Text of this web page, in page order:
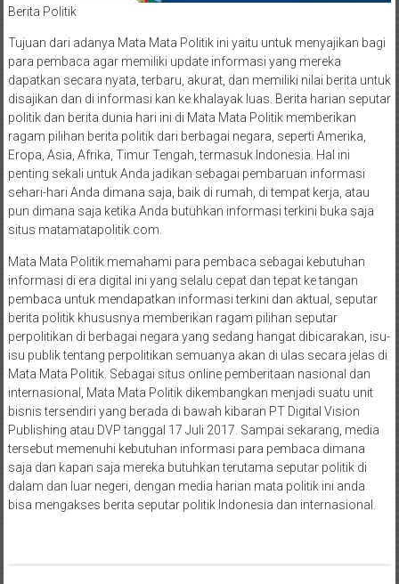
Berita Politik
Tujuan dari adanya Mata Mata Politik ini yaitu untuk menyajikan bagi
para pembaca agar memiliki update informasi yang mereka
dapatkan secara nyata, terbaru, akurat, dan memiliki nilai berita untuk
disajikan dan di informasi kan ke khalayak luas. Berita harian seputar
politik dan berita dunia hari ini di Mata Mata Politik memberikan
ragam pilihan berita politik dari berbagai negara, seperti Amerika,
Eropa, Asia, Afrika, Timur Tengah, termasuk Indonesia. Hal ini
penting sekali untuk Anda jadikan sebagai pembaruan informasi
sehari-hari Anda dimana saja, baik di rumah, di tempat kerja, atau
pun dimana saja ketika Anda butuhkan informasi terkini buka saja
situs matamatapolitik.com.
Mata Mata Politik memahami para pembaca sebagai kebutuhan
informasi di era digital ini yang selalu cepat dan tepat ke tangan
pembaca untuk mendapatkan informasi terkini dan aktual, seputar
berita politik khususnya memberikan ragam pilihan seputar
perpolitikan di berbagai negara yang sedang hangat dibicarakan, isu-
isu publik tentang perpolitikan semuanya akan di ulas secara jelas di
Mata Mata Politik. Sebagai situs online pemberitaan nasional dan
internasional, Mata Mata Politik dikembangkan menjadi suatu unit
bisnis tersendiri yang berada di bawah kibaran PT Digital Vision
Publishing atau DVP tanggal 17 Juli 2017. Sampai sekarang, media
tersebut memenuhi kebutuhan informasi para pembaca dimana
saja dan kapan saja mereka butuhkan terutama seputar politik di
dalam dan luar negeri, dengan media harian mata politik ini anda
bisa mengakses berita seputar politik Indonesia dan internasional.